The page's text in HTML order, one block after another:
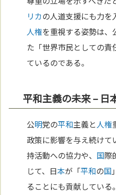
リカの人道支援にも力を
人権を重視する姿勢は、
た「世界市民としての
ているのである。
平和主義の未来 – 日
公明党の平和主義と人権
政策に影響を与え続けて
持活動への協力や、 国際
じて、日本が「平和の国
ることにも貢献している